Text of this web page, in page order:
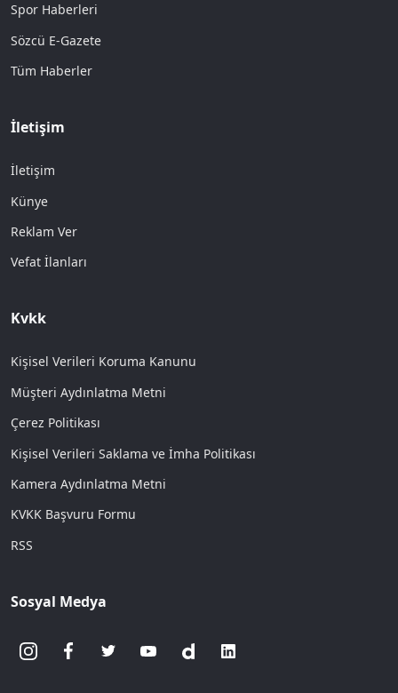
Spor Haberleri
Sözcü E-Gazete
Tüm Haberler
İletişim
İletişim
Künye
Reklam Ver
Vefat İlanları
Kvkk
Kişisel Verileri Koruma Kanunu
Müşteri Aydınlatma Metni
Çerez Politikası
Kişisel Verileri Saklama ve İmha Politikası
Kamera Aydınlatma Metni
KVKK Başvuru Formu
RSS
Sosyal Medya